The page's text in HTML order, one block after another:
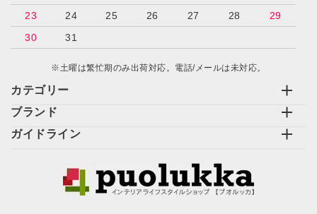
カテゴリー
ブランド
ガイドライン
23
24 25 26 27 28
29
30
31
※土曜は繁忙期のみ出荷対応。電話/メールは未対応。